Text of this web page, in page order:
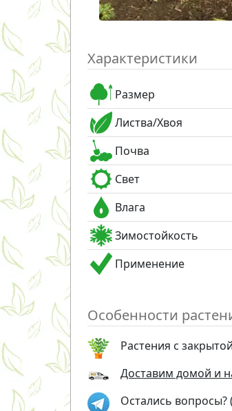
Характеристики
Размер
Листва/Хвоя
Почва
Свет
Влага
Зимостойкость
Применение
Особенности
Растения с
Доставим домой и
Остались вопросы?